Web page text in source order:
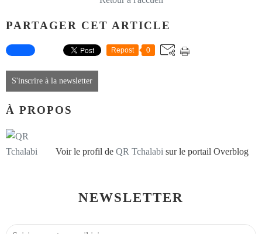
PARTAGER CET ARTICLE
Repost 0
S'inscrire à la newsletter
À PROPOS
Voir le profil de QR Tchalabi sur le portail Overblog
NEWSLETTER